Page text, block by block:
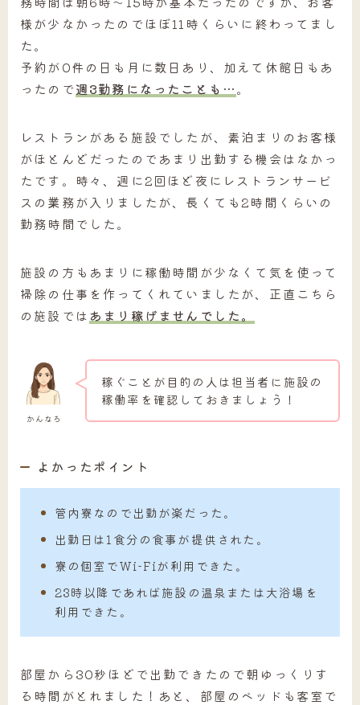
様が少なかったのでほぼ11時くらいに終わってまし
た。
予約が0件の日も月に数日あり、加えて休館日もあ
ったので週3勤務になったことも…。
レストランがある施設でしたが、素泊まりのお客様
がほとんどだったのであまり出勤する機会はなかっ
たです。時々、週に2回ほど夜にレストランサービ
スの業務が入りましたが、長くても2時間くらいの
勤務時間でした。
施設の方もあまりに稼働時間が少なくて気を使って
掃除の仕事を作ってくれていましたが、正直こちら
の施設では あまり稼げませんでした。
かんなろ
稼ぐことが目的の人は担当者に施設の
稼働率を確認しておきましょう！
よかったポイント
管内寮なので出勤が楽だった。
出勤日は1食分の食事が提供された。
寮の個室でWi-Fiが利用できた。
23時以降であれば施設の温泉または大浴場を
利用できた。
部屋から30秒ほどで出勤できたので朝ゆっくりす
る時間がとれました！あと、部屋のベッドも客室で